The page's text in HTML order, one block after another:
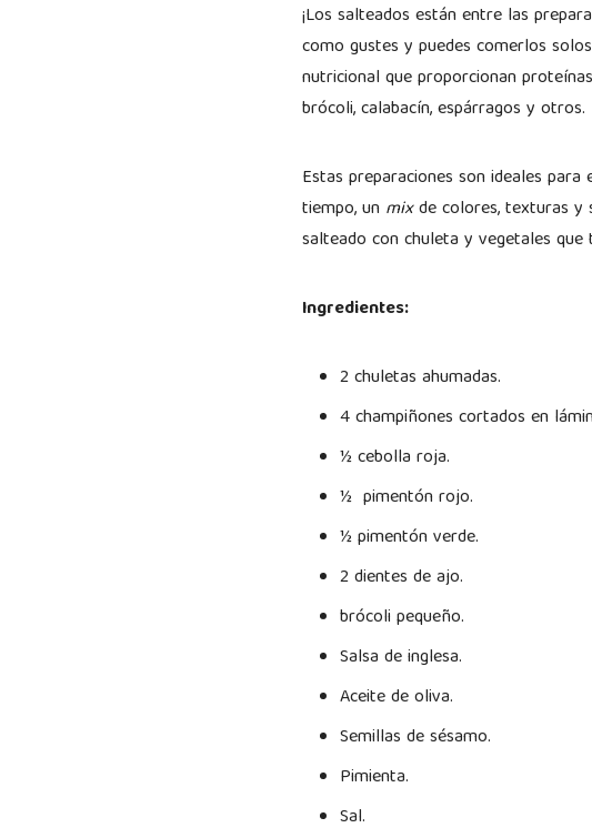
¡Los salteados están entre las
como gustes y puedes comerlos
nutricional que proporcionan
brócoli, calabacín, espárragos y otros.
Estas preparaciones son ideales
tiempo, un mixde colores, texturas y
salteado con chuleta y vegetales que
Ingredientes:
2 chuletas ahumadas.
4 champiñones cortados en
½ cebolla roja.
½ pimentón rojo.
½ pimentón verde.
2 dientes de ajo.
brócoli pequeño.
Salsa de inglesa.
Aceite de oliva.
Semillas de sésamo.
Pimienta.
Sal.